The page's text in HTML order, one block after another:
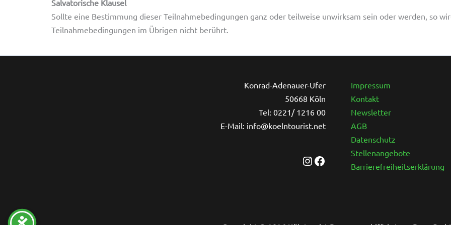
Salvatorische Klausel
Sollte eine Bestimmung dieser Teilnahmebedingungen ganz oder teilweise unwirksam sein oder werden, so
Teilnahmebedingungen im Übrigen nicht berührt.
Konrad-Adenauer-Ufer
50668 Köln
Tel: 0221/ 1216 00
E-Mail: info@koelntourist.net
Instagram
FacebookImpressum
Kontakt
Newsletter
AGB
Datenschutz
Stellenangebote
Barrierefreiheitserklärung